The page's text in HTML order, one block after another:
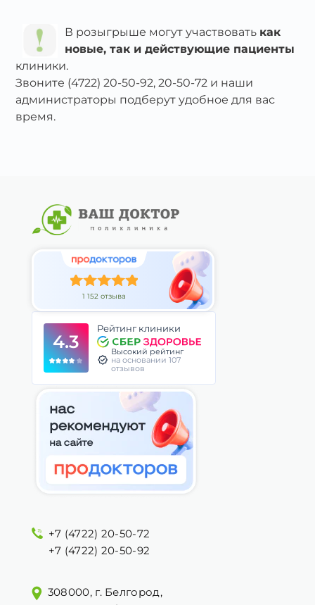
В розыгрыше могут участвовать как
новые, так и действующие пациенты
клиники.
Звоните (4722) 20-50-92, 20-50-72 и наши
администраторы подберут удобное для вас
время.
1 152 отзыва
4.3
Рейтинг клиники
Высокий рейтинг
на основании 107
отзывов
+7 (4722) 20-50-72
+7 (4722) 20-50-92
308000, г. Белгород,